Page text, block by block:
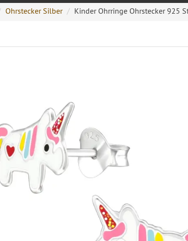
Ohrstecker Silber Kinder Ohrringe Ohrstecker 925